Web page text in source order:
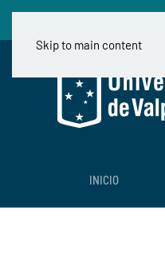
Skip to main content
INICIO